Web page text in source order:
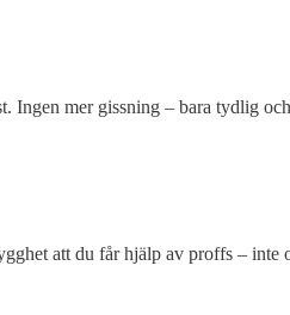
Ingen mer gissning – bara tydlig
att du får hjälp av proffs – inte